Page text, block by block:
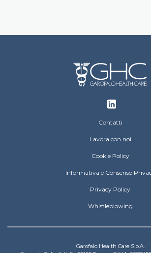
Contatti
Lavora con noi
Cookie Policy
Informativa e Consenso
Privacy Policy
Whistleblowing
Garofalo Health Care S.p.A.